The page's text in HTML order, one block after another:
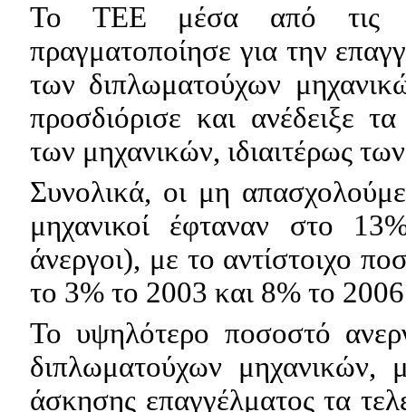
Το ΤΕΕ μέσα από τις
πραγματοποίησε για την
των διπλωματούχων
προσδιόρισε και ανέδειξε
των μηχανικών, ιδιαιτέρως
Συνολικά, οι μη
μηχανικοί έφταναν στο
άνεργοι), με το αντίστοιχο
το 3% το 2003 και 8% το
Το υψηλότερο ποσοστό
διπλωματούχων μηχανικών,
άσκησης επαγγέλματος τα